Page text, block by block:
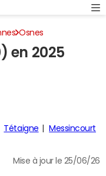
Osnes
en 2025
Tétaigne
Messincourt
Mise à jour le 25/06/26